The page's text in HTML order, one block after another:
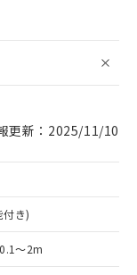
更新：2025/11/10
付き)
～2m